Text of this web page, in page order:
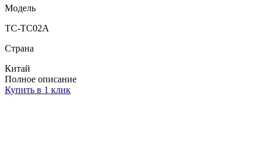
Модель
TC-TC02A
Страна
Китай
Полное описание
Купить в 1 клик